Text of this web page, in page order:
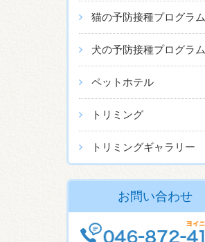
猫の予防接種プログラム
犬の予防接種プログラム
ペットホテル
トリミング
トリミングギャラリー
お問い合わせ